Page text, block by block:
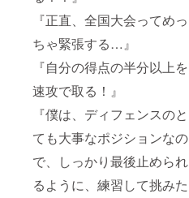
『正直、全国大会ってめっ
ちゃ緊張する…』
『自分の得点の半分以上を
速攻で取る！』
『僕は、ディフェンスのと
ても大事なポジションなの
で、しっかり最後止められ
るように、練習して挑みた